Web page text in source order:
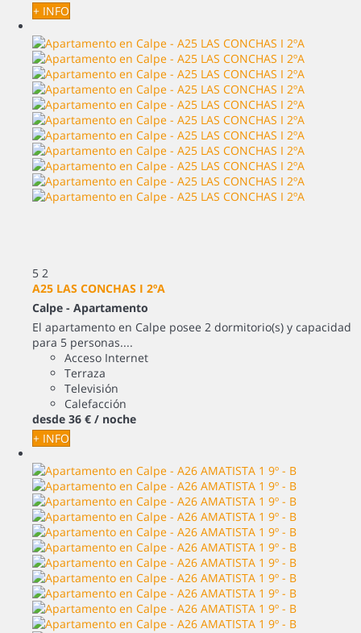
+ INFO
5 2
A25 LAS CONCHAS I 2ºA
Calpe - Apartamento
El apartamento en Calpe posee 2 dormitorio(s) y capacidad
para 5 personas....
Acceso Internet
Terraza
Televisión
Calefacción
desde 36 € / noche
+ INFO